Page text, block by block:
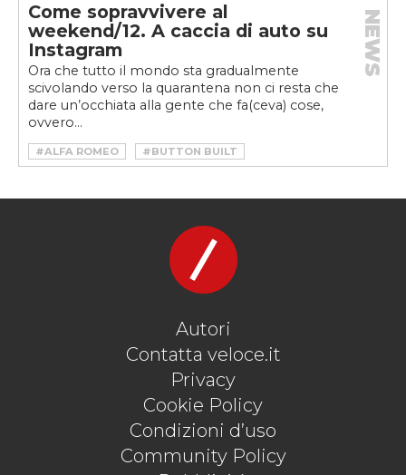
Come sopravvivere al
weekend/12. A caccia di auto su
Instagram
Ora che tutto il mondo sta gradualmente
scivolando verso la quarantena non ci resta che
dare un’occhiata alla gente che fa(ceva) cose,
ovvero...
NEWS
#ALFA ROMEO
#BUTTON BUILT
#DROPPED ALFA
#ELISE
#FERRARI
Autori
Contatta veloce.it
Privacy
Cookie Policy
Condizioni d’uso
Community Policy